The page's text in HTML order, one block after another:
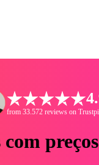
from 33.572 reviews on
com